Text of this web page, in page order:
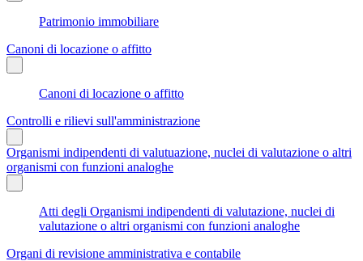
Patrimonio immobiliare
Canoni di locazione o affitto
Canoni di locazione o affitto
Controlli e rilievi sull'amministrazione
Organismi indipendenti di valutuazione, nuclei di valutazione o altri
organismi con funzioni analoghe
Atti degli Organismi indipendenti di valutazione, nuclei di
valutazione o altri organismi con funzioni analoghe
Organi di revisione amministrativa e contabile